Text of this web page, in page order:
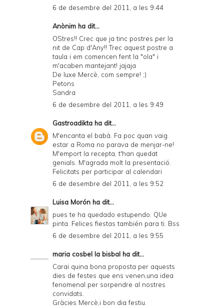
6 de desembre del 2011, a les 9:44
Anònim ha dit...
OStres!! Crec que ja tinc postres per la
nit de Cap d'Any!! Trec aquest postre a
taula i em comencen fent la "ola" i
m'acaben mantejant! jajaja
De luxe Mercè, com sempre! ;)
Petons
Sandra
6 de desembre del 2011, a les 9:49
Gastroadikta ha dit...
M'encanta el babà. Fa poc quan vaig
estar a Roma no parava de menjar-ne!
M'emport la recepta, t'han quedat
genials. M'agrada molt la presentació.
Felicitats per participar al calendari
6 de desembre del 2011, a les 9:52
Luisa Morón ha dit...
pues te ha quedado estupendo. QUe
pinta. Felices fiestas también para ti. Bss
6 de desembre del 2011, a les 9:55
maria cosbel la bisbal ha dit...
Carai quina bona proposta per aquests
dies de festes que ens venen,una idea
fenomenal per sorpendre al nostres
convidats.
Gràcies Mercè,i bon dia festiu.